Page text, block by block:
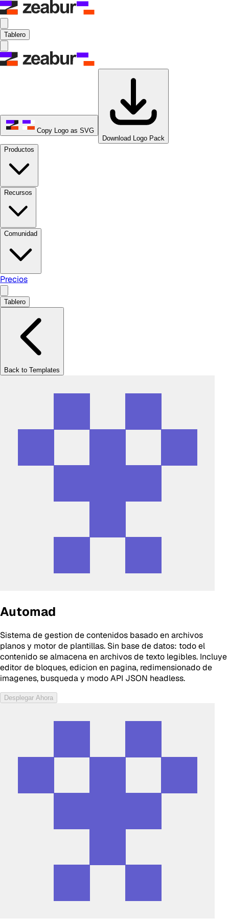
Tablero
Copy Logo as SVG
Download Logo Pack
Productos
Recursos
Comunidad
Precios
Tablero
Back to Templates
Automad
Sistema de gestion de contenidos basado en archivos
planos y motor de plantillas. Sin base de datos: todo el
contenido se almacena en archivos de texto legibles. Incluye
editor de bloques, edicion en pagina, redimensionado de
imagenes, busqueda y modo API JSON headless.
Desplegar Ahora